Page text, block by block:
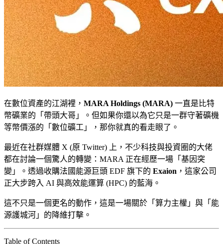
在數位資產的江湖裡， MARA Holdings (MARA) 一直是比特
幣礦業的「帶頭大哥」。但如果你還以為它只是一群守著礦機
等幣價漲的「數位礦工」，那你就真的看走眼了。
最近在社群媒體 X (原 Twitter) 上，不少科技與投資圈的大佬
都在討論一個驚人的轉變：MARA 正在經歷一場「基因突
變」。透過收購法國能源巨頭 EDF 旗下的 Exaion ，這家公司
正大步跨入 AI 與高效能運算 (HPC) 的藍海。
這不只是一個更名的動作，這是一場關於「算力主權」與「能
源護城河」的降維打擊。
Table of Contents